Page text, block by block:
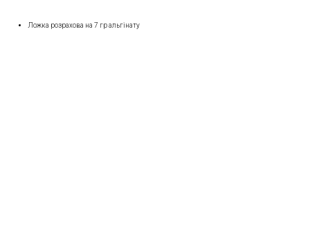
Ложка розрахова на 7 гр альгінату